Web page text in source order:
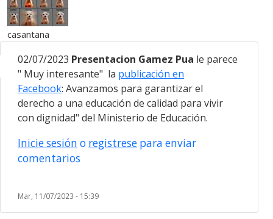
casantana
02/07/2023 Presentacion Gamez Pua le parece
" Muy interesante" la publicación en
Facebook: Avanzamos para garantizar el
derecho a una educación de calidad para vivir
con dignidad" del Ministerio de Educación.
Inicie sesión o registrese para enviar
comentarios
Mar, 11/07/2023 - 15:39